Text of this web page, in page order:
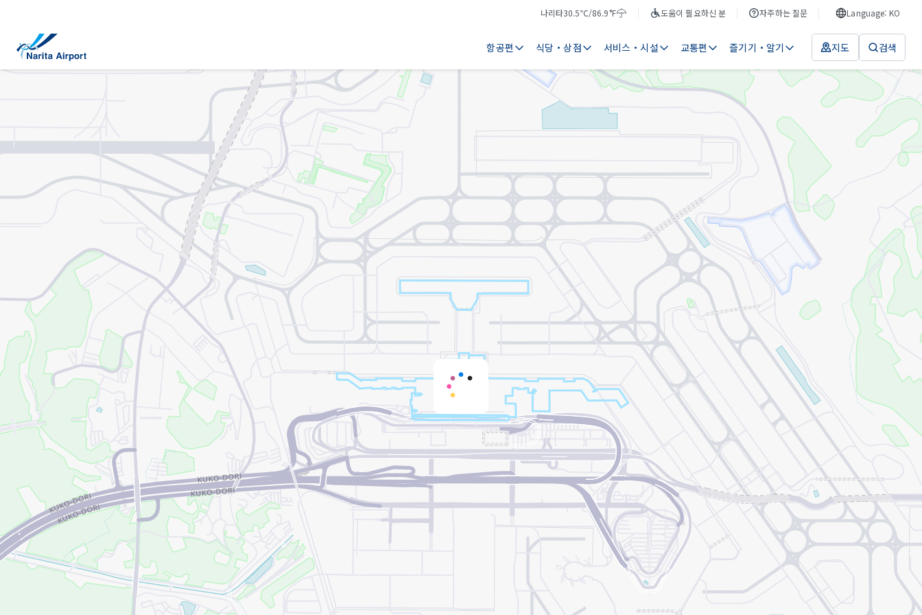
나리타
기
30.5℃/86.9°F
날
도움이 필요하신 분 자주하는 질문 Language: KO
항공편 식당・상점 서비스・시설 교통편 즐기기・알기 지도 검색